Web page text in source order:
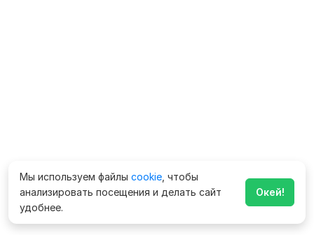
Мы используем файлы cookie , чтобы
анализировать посещения и делать сайт
удобнее.
Окей!